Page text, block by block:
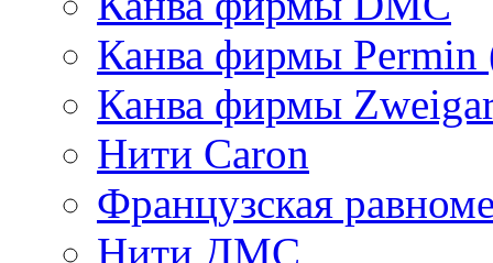
Канва фирмы Permin
Канва фирмы
Нити Caron
Французская
Нити ДМС